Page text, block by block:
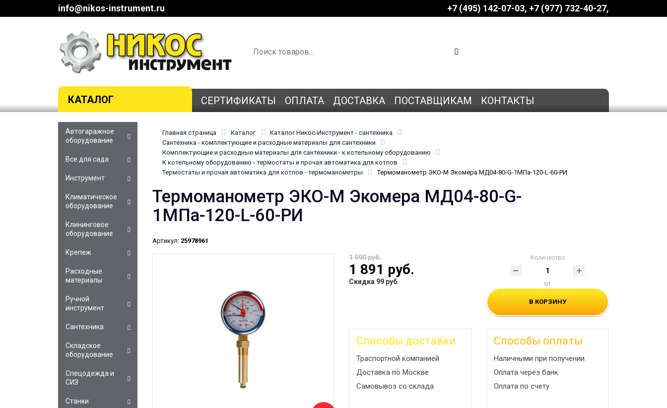
info@nikos-instrument.ru +7 (495) 142-07-03 ‎‎+7 (977) 732-40-27
КАТАЛОГ СЕРТИФИКАТЫ ОПЛАТА ДОСТАВКА ПОСТАВЩИКАМ КОНТАКТЫ
Главная страница Каталог
Каталог Никос-Инструмент - сантехника
Сантехника - комплектующие и расходные материалы для сантехники
Комплектующие и расходные материалы для сантехники - к котельному оборудованию
К котельному оборудованию - термостаты и прочая автоматика для котлов
Термостаты и прочая автоматика для котлов - термоманометры
Термоманометр ЭКО-М Экомера МД04-80-G-1МПа-120-L-60-РИ
Термоманометр ЭКО-М Экомера МД04-80-G-
1МПа-120-L-60-РИ
Артикул: 25978961
1 990 руб.
1 891 руб.
Скидка 99 руб.
Количество
шт
В КОРЗИНУ
Способы доставки
Траспортной компанией
Доставка по Москве
Самовывоз со склада
Способы оплаты
Наличными при получении
Оплата через банк
Оплата по счету
Автогаражное
оборудование
Все для сада
Инструмент
Климатическое
оборудование
Клининговое
оборудование
Крепеж
Расходные
материалы
Ручной
инструмент
Сантехника
Складское
оборудование
Спецодежда и
СИЗ
Станки